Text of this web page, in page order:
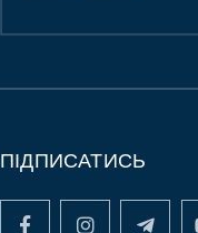
ПІДПИСАТИСЬ